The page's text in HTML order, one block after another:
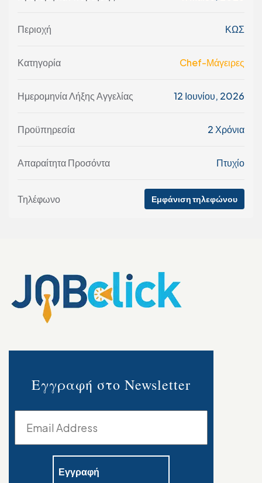
Περιοχή ΚΩΣ
Κατηγορία Chef-Μάγειρες
Ημερομηνία Λήξης Αγγελίας 12 Ιουνίου, 2026
Προϋπηρεσία 2 Χρόνια
Απαραίτητα Προσόντα Πτυχίο
Τηλέφωνο Εμφάνιση τηλεφώνου
Εγγραφή στο Newsletter